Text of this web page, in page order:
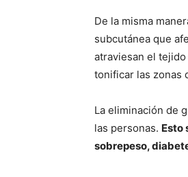
De la misma
subcutánea que
atraviesan el
tonificar las zonas
La eliminación de
las personas. Esto
sobrepeso,